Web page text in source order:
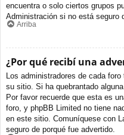
encuentra o solo ciertos grupos
Administración si no está seguro
Arriba
¿Por qué recibí una
Los administradores de cada
su sitio. Si ha quebrantado
Por favor recuerde que esta es
foro, y phpBB Limited no tiene
en este sitio. Comuníquese con
seguro de porqué fue advertido.